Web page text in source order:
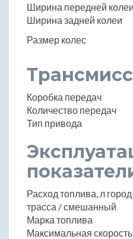
Ширина передней колеи
Ширина задней колеи
Размер колес
Коробка передач
Количество передач
Тип привода
Расход топлива, л
трасса / смешанный
Марка топлива
Максимальная